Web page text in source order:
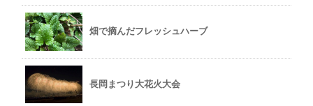
畑で摘んだフレッシュハーブ
長岡まつり大花火大会